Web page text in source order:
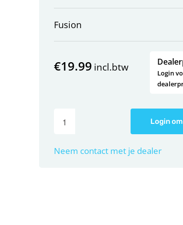
Fusion
€19.99 incl.btw
Login
Login
Neem contact met je dealer